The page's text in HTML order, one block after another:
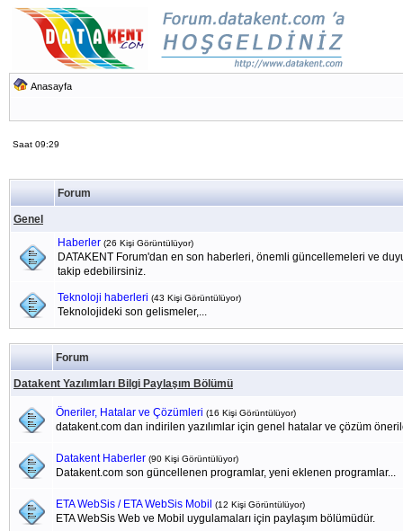
Anasayfa
Saat 09:29
Forum
Genel
Haberler (26 Kişi Görüntülüyor)
DATAKENT Forum'dan en son haberleri, önemli güncellemeleri ve
takip edebilirsiniz.
Teknoloji haberleri (43 Kişi Görüntülüyor)
Teknolojideki son gelismeler,...
Forum
Datakent Yazılımları Bilgi Paylaşım Bölümü
Öneriler, Hatalar ve Çözümleri (16 Kişi Görüntülüyor)
datakent.com dan indirilen yazılımlar için genel hatalar ve çözüm
Datakent Haberler (90 Kişi Görüntülüyor)
Datakent.com son güncellenen programlar, yeni eklenen programlar...
ETA WebSis / ETA WebSis Mobil (12 Kişi Görüntülüyor)
ETA WebSis Web ve Mobil uygulamaları için paylaşım bölümüdür.